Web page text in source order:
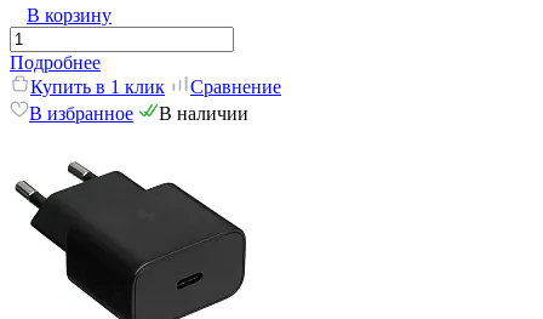
В корзину
Подробнее
Купить в 1 клик
Сравнение
В избранное
В наличии